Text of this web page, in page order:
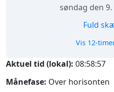
søndag den
Fuld
Vis 12-
Aktuel tid (lokal): 08:58:58
Månefase: Over horisonten